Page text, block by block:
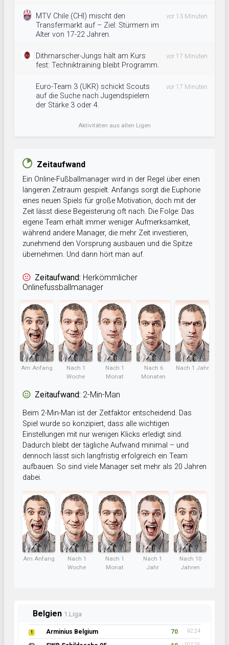
MTV Chile (CHI) mischt den
Transfermarkt auf – Ziel: Stürmern im
Alter von 17-22 Jahren.
vor 13 Minuten
Dithmarscher-Jungs hält am Kurs
fest: Techniktraining bleibt Programm.
vor 17 Minuten
Euro-Team 3 (UKR) schickt Scouts
auf die Suche nach Jugendspielern
der Stärke 3 oder 4.
vor 17 Minuten
Aktivitäten aus allen Ligen
Zeitaufwand
Ein Online-Fußballmanager wird in der Regel über einen
längeren Zeitraum gespielt. Anfangs sorgt die Euphorie
eines neuen Spiels für große Motivation, doch mit der
Zeit lässt diese Begeisterung oft nach. Die Folge: Das
eigene Team erhält immer weniger Aufmerksamkeit,
während andere Manager, die mehr Zeit investieren,
zunehmend den Vorsprung ausbauen und die Spitze
übernehmen. Und dann hört man auf.
Zeitaufwand: Herkömmlicher
Onlinefussballmanager
Am Anfang
Nach 1
Woche
Nach 1
Monat
Nach 6
Monaten
Nach 1 Jahr
Zeitaufwand: 2-Min-Man
Beim 2-Min-Man ist der Zeitfaktor entscheidend. Das
Spiel wurde so konzipiert, dass alle wichtigen
Einstellungen mit nur wenigen Klicks erledigt sind.
Dadurch bleibt der tägliche Aufwand minimal – und
dennoch lässt sich langfristig erfolgreich ein Team
aufbauen. So sind viele Manager seit mehr als 20 Jahren
dabei.
Am Anfang
Nach 1
Woche
Nach 1
Monat
Nach 1
Jahr
Nach 10
Jahren
Belgien 1.Liga
1 Arminius Belgium 70 92:24